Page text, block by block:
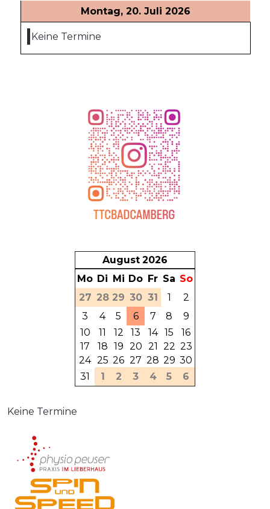
Montag, 20. Juli 2026
Keine Termine
August 2026
Mo Di Mi Do Fr Sa So
27 28 29 30 31 1
2
3
4 5 6 7 8
9
10
11 12 13 14 15
16
17
18 19 20 21 22 23
24 25 26 27 28 29 30
31
1 2 3 4 5 6
Keine Termine